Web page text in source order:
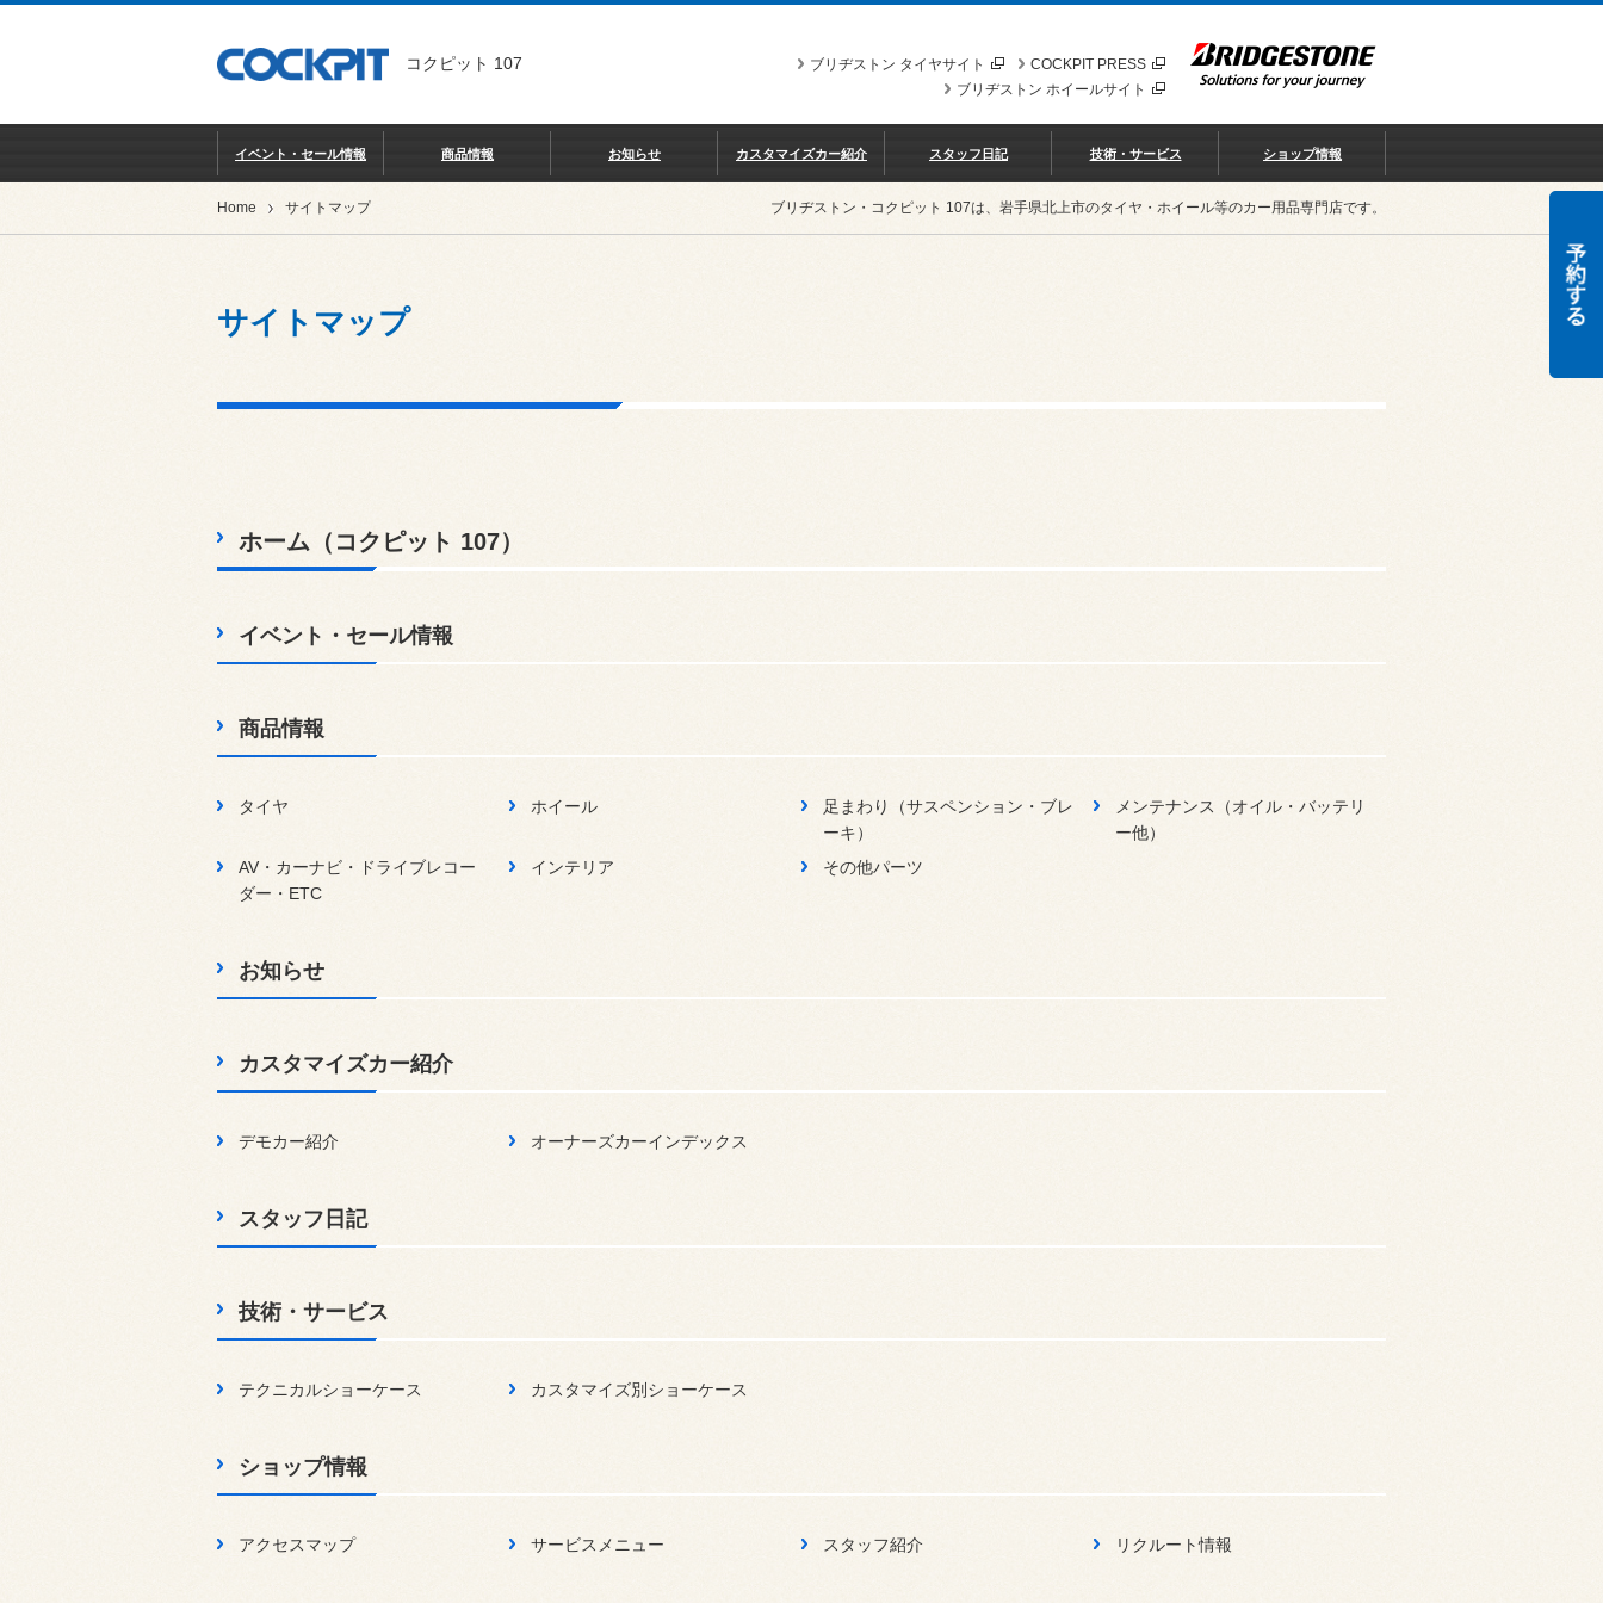
コクピット 107 COCKPIT PRESS
ブリヂストン タイヤサイト
ブリヂストン ホイールサイト
イベント・セール情報 商品情報 お知らせ カスタマイズカー紹介 スタッフ日記 技術・サービス ショップ情報
Home サイトマップ ブリヂストン・コクピット 107は、岩手県北上市のタイヤ・ホイール等のカー用品専門店です。
サイトマップ
ホーム（コクピット 107）
イベント・セール情報
商品情報
タイヤ ホイール
足まわり（サスペンション・ブレ
ーキ）
メンテナンス（オイル・バッテリ
ー他）
AV・カーナビ・ドライブレコー
ダー・ETC
インテリア その他パーツ
お知らせ
カスタマイズカー紹介
デモカー紹介 オーナーズカーインデックス
スタッフ日記
技術・サービス
テクニカルショーケース カスタマイズ別ショーケース
ショップ情報
アクセスマップ サービスメニュー スタッフ紹介 リクルート情報